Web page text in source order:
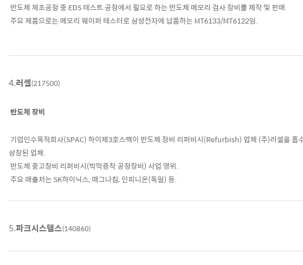
반도체 제조공정 중 EDS 테스트 공정에서 필요로 하는 반도체 메모리 검사 장비를 제작 및 판매.
주요 제품으로는 메모리 웨이퍼 테스터로 삼성전자에 납품하는 MT6133/MT6122임.
4.러셀(217500)
반도체 장비
기업인수목적회사(SPAC) 하이제3호스팩이 반도체 장비 리퍼비시(Refurbish) 업체 (주)러셀을 흡
상장된 업체.
반도체 중고장비 리퍼비시(박막증착 공정장비) 사업 영위.
주요 매출처는 SK하이닉스, 매그나칩, 인피니온(독일) 등.
5.파크시스템스(140860)